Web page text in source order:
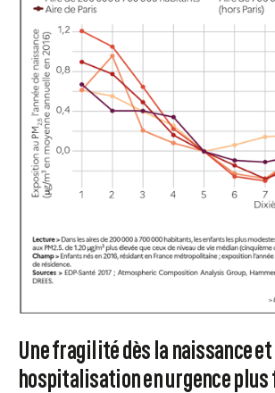
Une fragilité dès la naissance
hospitalisation en urgence